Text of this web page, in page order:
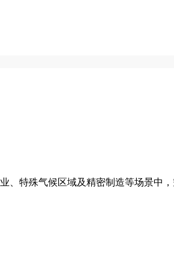
、特殊气候区域及精密制造等场景中